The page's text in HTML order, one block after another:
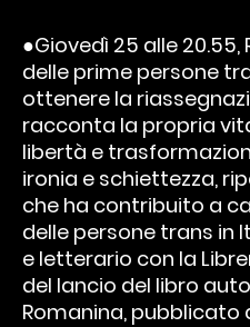
●Giovedì 25 alle
delle prime persone
ottenere la
racconta la propria
libertà e
ironia e schiettezza,
che ha contribuito a
delle persone trans in
e letterario con la
del lancio del libro
Romanina, pubblicato